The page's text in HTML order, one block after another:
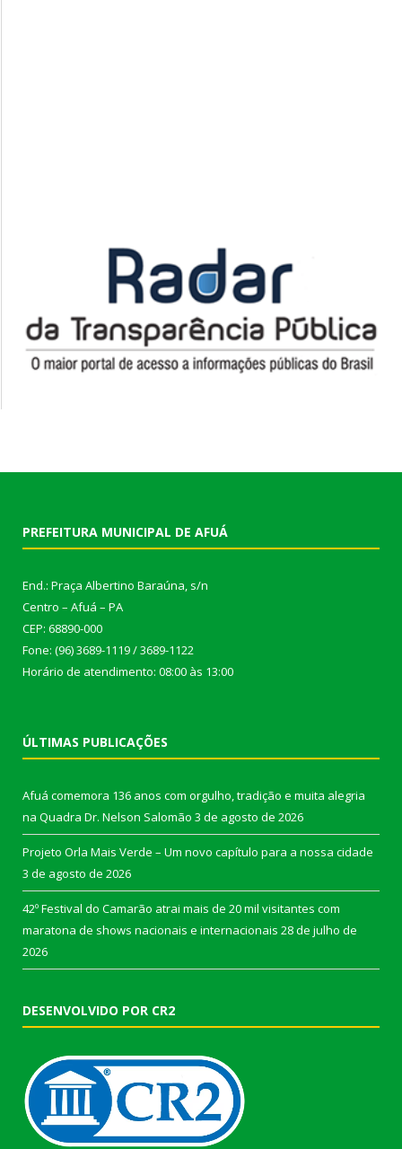
PREFEITURA MUNICIPAL DE AFUÁ
End.: Praça Albertino Baraúna, s/n
Centro – Afuá – PA
CEP: 68890-000
Fone: (96) 3689-1119 / 3689-1122
Horário de atendimento: 08:00 às 13:00
ÚLTIMAS PUBLICAÇÕES
Afuá comemora 136 anos com orgulho, tradição e muita alegria
na Quadra Dr. Nelson Salomão 3 de agosto de 2026
Projeto Orla Mais Verde – Um novo capítulo para a nossa cidade
3 de agosto de 2026
42º Festival do Camarão atrai mais de 20 mil visitantes com
maratona de shows nacionais e internacionais 28 de julho de
2026
DESENVOLVIDO POR CR2